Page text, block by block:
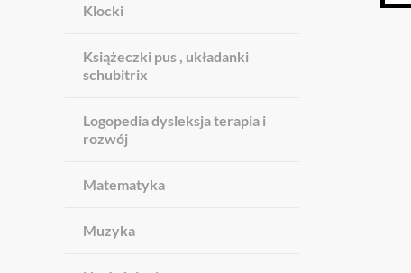
Klocki
Książeczki pus , układanki
schubitrix
Logopedia dysleksja terapia i
rozwój
Matematyka
Muzyka